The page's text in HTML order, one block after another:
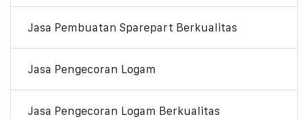
Jasa Pembuatan Sparepart Berkualitas
Jasa Pengecoran Logam
Jasa Pengecoran Logam Berkualitas